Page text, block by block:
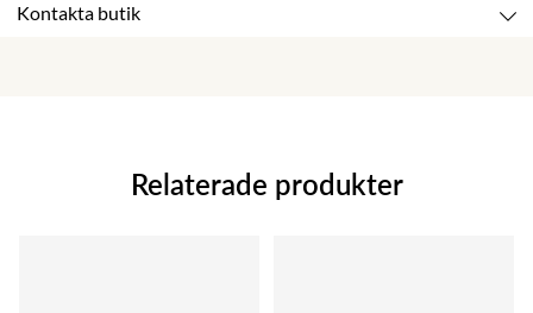
Kontakta butik
Relaterade produkter